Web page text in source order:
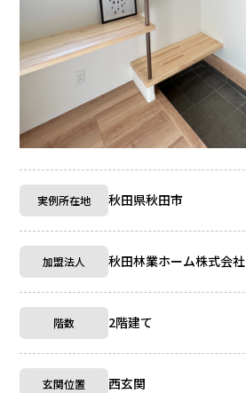
実例所在地 秋田県秋田市
加盟法人 秋田林業ホーム株式会社
階数 2階建て
玄関位置 西玄関